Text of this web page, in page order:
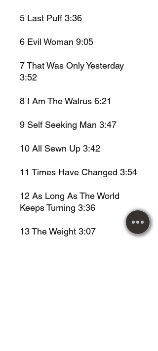
5 Last Puff 3:36
6 Evil Woman 9:05
7That Was Only Yesterday
3:52
8 I Am The Walrus 6:21
9 Self Seeking Man 3:47
10 All Sewn Up 3:42
11 Times Have Changed 3:54
12 As Long As The World
Keeps Turning 3:36
13The Weight 3:07